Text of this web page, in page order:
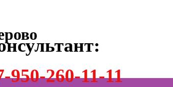
950-260-11-11